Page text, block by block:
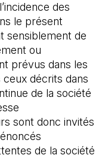
des
le présent
sensiblement de
ou
prévus dans les
décrits dans
de la société
un nouvel onglet)
sont donc invités
de la société